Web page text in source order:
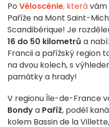
Po Véloscénie, kterávám
Paříže na Mont Saint-
Scandibérique! Je
16 do 50 kilometrů a
Francii a pařížský region
na dvou kolech, s
památky a hrady!
V regionu Île-de-France
Bondya Paříž, podél
kolem Bassin de la